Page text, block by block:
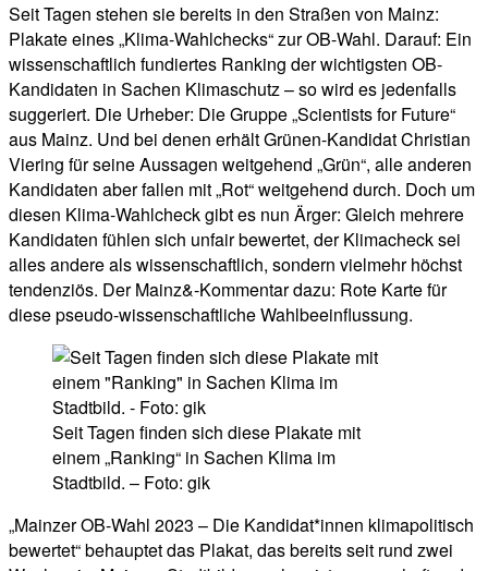
Seit Tagen stehen sie bereits in den Straßen von Mainz:
Plakate eines „Klima-Wahlchecks“ zur OB-Wahl. Darauf: Ein
wissenschaftlich fundiertes Ranking der wichtigsten OB-
Kandidaten in Sachen Klimaschutz – so wird es jedenfalls
suggeriert. Die Urheber: Die Gruppe „Scientists for Future“
aus Mainz. Und bei denen erhält Grünen-Kandidat Christian
Viering für seine Aussagen weitgehend „Grün“, alle anderen
Kandidaten aber fallen mit „Rot“ weitgehend durch. Doch um
diesen Klima-Wahlcheck gibt es nun Ärger: Gleich mehrere
Kandidaten fühlen sich unfair bewertet, der Klimacheck sei
alles andere als wissenschaftlich, sondern vielmehr höchst
tendenziös. Der Mainz&-Kommentar dazu: Rote Karte für
diese pseudo-wissenschaftliche Wahlbeeinflussung.
Seit Tagen finden sich diese Plakate mit
einem „Ranking“ in Sachen Klima im
Stadtbild. – Foto: gik
„Mainzer OB-Wahl 2023 – Die Kandidat*innen klimapolitisch
bewertet“ behauptet das Plakat, das bereits seit rund zwei